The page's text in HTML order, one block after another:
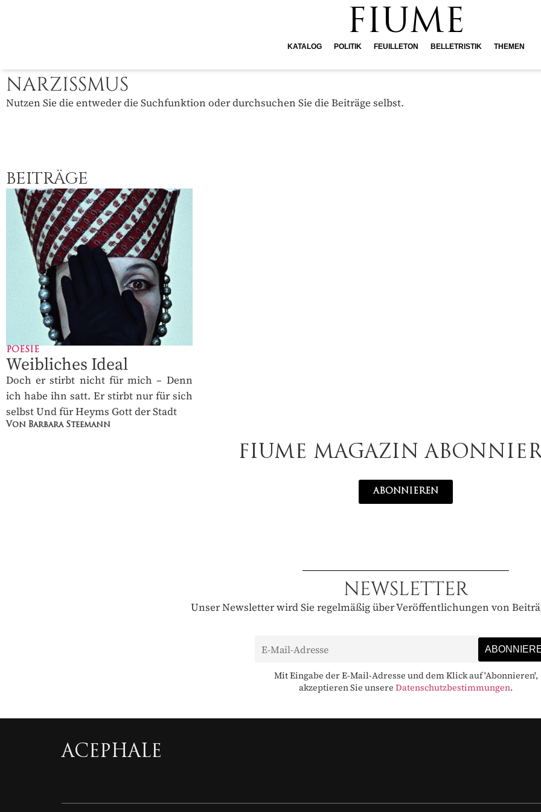
FIUME
KATALOG POLITIK FEUILLETON BELLETRISTIK THEMEN
NARZISSMUS
Nutzen Sie die entweder die Suchfunktion oder durchsuchen Sie die Beiträge selbst.
BEITRÄGE
POESIE
Weibliches Ideal
Doch er stirbt nicht für mich – Denn
ich habe ihn satt. Er stirbt nur für sich
selbst Und für Heyms Gott der Stadt
Von Barbara Steemann
FIUME MAGAZIN
ABONNIEREN
NEWSLETTER
Unser Newsletter wird Sie regelmäßig über Veröffentlichungen von
Mit Eingabe der E-Mail-Adresse und dem Klick auf 'Abonnieren',
akzeptieren Sie unsere Datenschutzbestimmungen.
ACEPHALE